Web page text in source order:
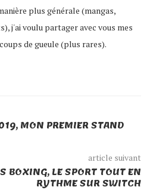
plus générale (mangas,
j'ai voulu partager avec vous mes
de gueule (plus rares).
MON PREMIER STAND
article suivant
BOXING, LE SPORT TOUT EN
RYTHME SUR SWITCH